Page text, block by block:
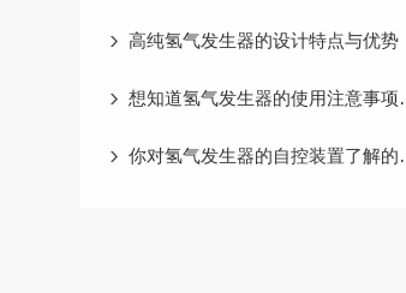
高纯氢气发生器的设计特点与优势
想知道氢
你对氢气